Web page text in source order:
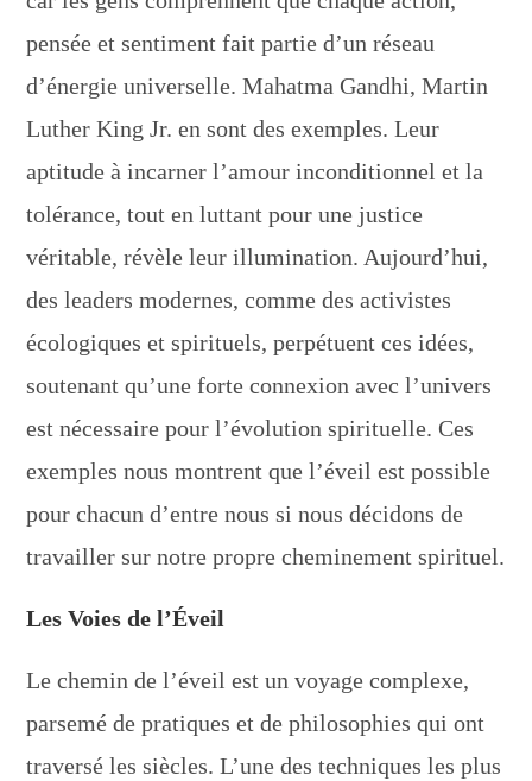
pensée et sentiment fait partie d’un réseau
d’énergie universelle. Mahatma Gandhi, Martin
Luther King Jr. en sont des exemples. Leur
aptitude à incarner l’amour inconditionnel et la
tolérance, tout en luttant pour une justice
véritable, révèle leur illumination. Aujourd’hui,
des leaders modernes, comme des activistes
écologiques et spirituels, perpétuent ces idées,
soutenant qu’une forte connexion avec l’univers
est nécessaire pour l’évolution spirituelle. Ces
exemples nous montrent que l’éveil est possible
pour chacun d’entre nous si nous décidons de
travailler sur notre propre cheminement spirituel.
Les Voies de l’Éveil
Le chemin de l’éveil est un voyage complexe,
parsemé de pratiques et de philosophies qui ont
traversé les siècles. L’une des techniques les plus